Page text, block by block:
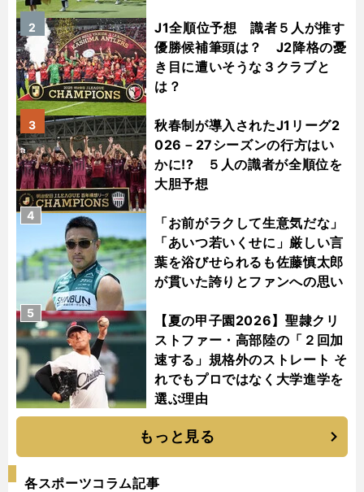
J1全順位予想 識者５人が推す
優勝候補筆頭は？ J2降格の憂
き目に遭いそうな３クラブと
は？
2
秋春制が導入されたJ1リーグ2
026－27シーズンの行方はい
かに!? ５人の識者が全順位を
大胆予想
3
「お前がラクして生意気だな」
「あいつ若いくせに」厳しい言
葉を浴びせられるも佐藤慎太郎
が貫いた誇りとファンへの思い
4
【夏の甲子園2026】聖隷クリ
ストファー・高部陸の「２回加
速する」規格外のストレート そ
れでもプロではなく大学進学を
選ぶ理由
5
もっと見る
各スポーツコラム記事